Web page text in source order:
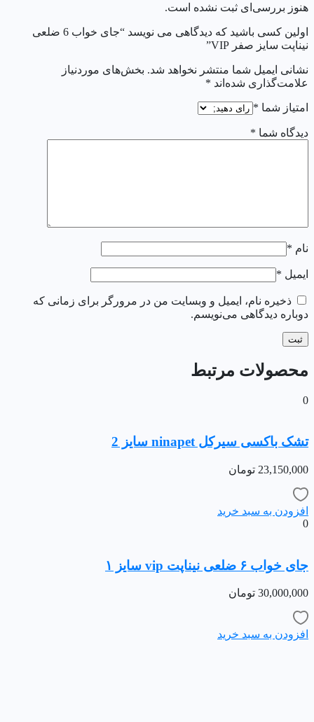
هنوز بررسی‌ای ثبت نشده است.
اولین کسی باشید که دیدگاهی می نویسد “جای خواب 6 ضلعی
نیناپت سایز صفر VIP”
نشانی ایمیل شما منتشر نخواهد شد. بخش‌های موردنیاز
علامت‌گذاری شده‌اند *
امتیاز شما *
دیدگاه شما *
نام *
ایمیل *
ذخیره نام، ایمیل و وبسایت من در مرورگر برای زمانی که
دوباره دیدگاهی می‌نویسم.
محصولات مرتبط
0
تشک باکسی سیرکل ninapet سایز 2
23,150,000 تومان
افزودن به سبد خرید
0
جای خواب ۶ ضلعی نیناپت vip سایز ۱
30,000,000 تومان
افزودن به سبد خرید